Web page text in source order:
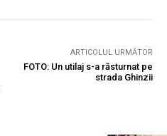
ARTICOLUL URMĂTOR
FOTO: Un utilaj s-a răsturnat pe
strada Ghinzii